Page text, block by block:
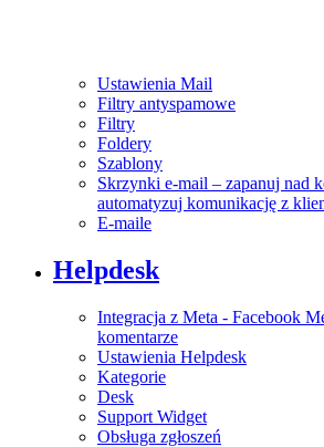
Ustawienia Mail
Filtry antyspamowe
Filtry
Foldery
Szablony
Skrzynki e-mail – zapanuj nad
automatyzuj komunikację z
E-maile
Helpdesk
Integracja z Meta - Facebook
komentarze
Ustawienia Helpdesk
Kategorie
Desk
Support Widget
Obsługa zgłoszeń